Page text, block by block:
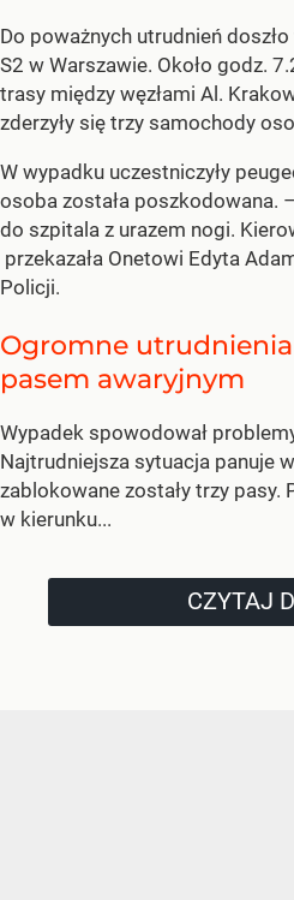
Do poważnych utrudnień
S2 w Warszawie. Około godz.
trasy między węzłami Al.
zderzyły się trzy samochody
W wypadku uczestniczyły
osoba została poszkodowana.
do szpitala z urazem nogi.
przekazała Onetowi Edyta
Policji.
Ogromne utrudnienia
pasem awaryjnym
Wypadek spowodował
Najtrudniejsza sytuacja panuje
zablokowane zostały trzy pasy.
w kierunku...
CZYTAJ